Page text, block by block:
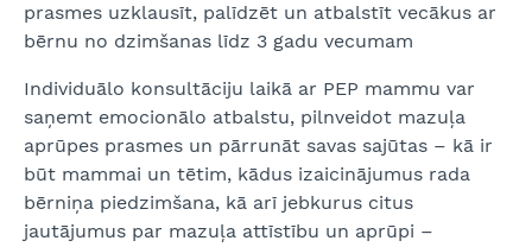
prasmes uzklausīt, palīdzēt un atbalstīt vecākus ar
bērnu no dzimšanas līdz 3 gadu vecumam
Individuālo konsultāciju laikā ar PEP mammu var
saņemt emocionālo atbalstu, pilnveidot mazuļa
aprūpes prasmes un pārrunāt savas sajūtas – kā ir
būt mammai un tētim, kādus izaicinājumus rada
bērniņa piedzimšana, kā arī jebkurus citus
jautājumus par mazuļa attīstību un aprūpi –